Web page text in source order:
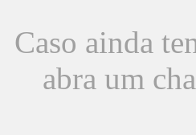
Caso ainda
abra um